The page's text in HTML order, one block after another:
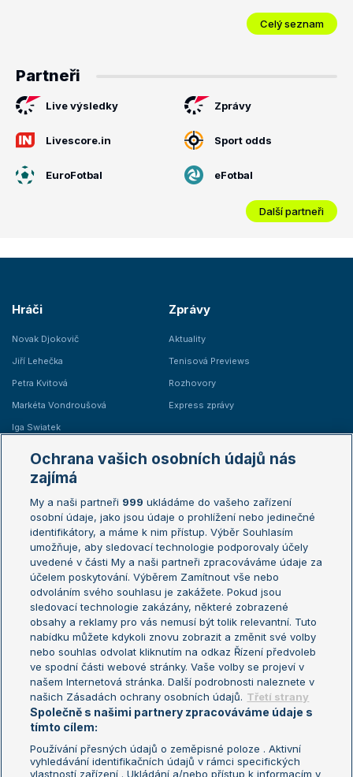
Celý seznam
Partneři
Live výsledky Zprávy
Livescore.in Sport odds
EuroFotbal eFotbal
Další partneři
Hráči
Novak Djokovič
Jiří Lehečka
Petra Kvitová
Markéta Vondroušová
Iga Swiatek
Zprávy
Aktuality
Tenisová Previews
Rozhovory
Express zprávy
Žebříčky
Žebříček ATP (muži)
Žebříček WTA (ženy)
Sázkařský žebříček
Australian Open
French Open
Wimbledon
US Open
Turnaj mistrů
Turnaj mistryň
Aktualní trendy
Fotbalové přestupy
Livesport Daily
LS Prague Open
Ochrana vašich osobních údajů nás
zajímá
My a naši partneři 999 ukládáme do vašeho zařízení
osobní údaje, jako jsou údaje o prohlížení nebo jedinečné
identifikátory, a máme k nim přístup. Výběr Souhlasím
umožňuje, aby sledovací technologie podporovaly účely
uvedené v části My a naši partneři zpracováváme údaje za
účelem poskytování. Výběrem Zamítnout vše nebo
odvoláním svého souhlasu je zakážete. Pokud jsou
sledovací technologie zakázány, některé zobrazené
obsahy a reklamy pro vás nemusí být tolik relevantní. Tuto
nabídku můžete kdykoli znovu zobrazit a změnit své volby
nebo souhlas odvolat kliknutím na odkaz Řízení předvoleb
ve spodní části webové stránky. Vaše volby se projeví v
našem Internetová stránka. Další podrobnosti naleznete v
našich Zásadách ochrany osobních údajů. Třetí strany
Společně s našimi partnery zpracováváme údaje s
tímto cílem:
Používání přesných údajů o zeměpisné poloze . Aktivní
vyhledávání identifikačních údajů v rámci specifických
vlastností zařízení . Ukládání a/nebo přístup k informacím v